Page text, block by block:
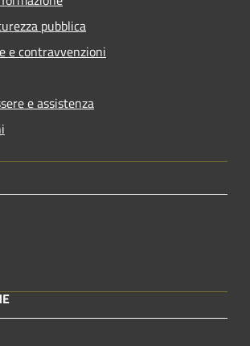
pubblica
e contravvenzioni
e assistenza